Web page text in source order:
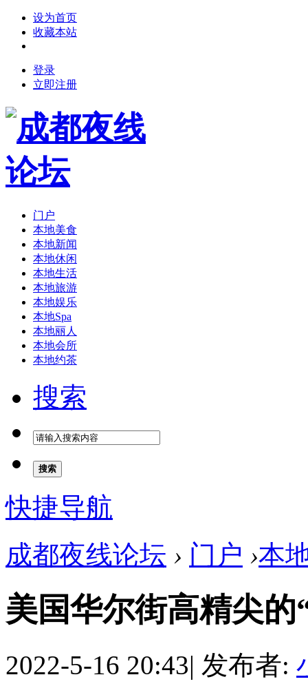
设为首页
收藏本站
登录
立即注册
门户
本地美食
本地新闻
本地休闲
本地生活
本地旅游
本地娱乐
本地Spa
本地丽人
本地会所
本地约茶
搜索
搜索
快捷导航
成都夜线论坛 › 门户 ›本
美国华尔街高精尖的
2022-5-16 20:43| 发布者: